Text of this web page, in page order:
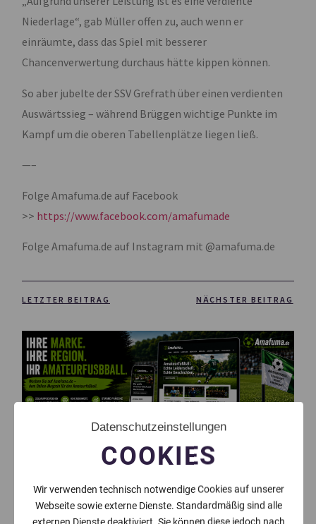
Niederlage“, gab Müller offen zu, auch wenn er
einräumte, dass das Spiel mit besserer
Chancenverwertung durchaus hätte kippen können.
So aber jubelte der SSV Grefrath über einen verdienten
Auswärtssieg – während Brüggen wichtige Punkte im
Kampf um die oberen Tabellenplätze liegen ließ.
—–
Folge Amafuma.de auf Facebook
>> https://www.facebook.com/amafumade
Folge Amafuma.de auf Instagram mit @amafuma.de
LETZTER BEITRAG NÄCHSTER BEITRAG
Datenschutzeinstellungen
COOKIES
Wir verwenden technisch notwendige Cookies auf unserer
Webseite sowie externe Dienste. Standardmäßig sind alle
externen Dienste deaktiviert. Sie können diese jedoch nach